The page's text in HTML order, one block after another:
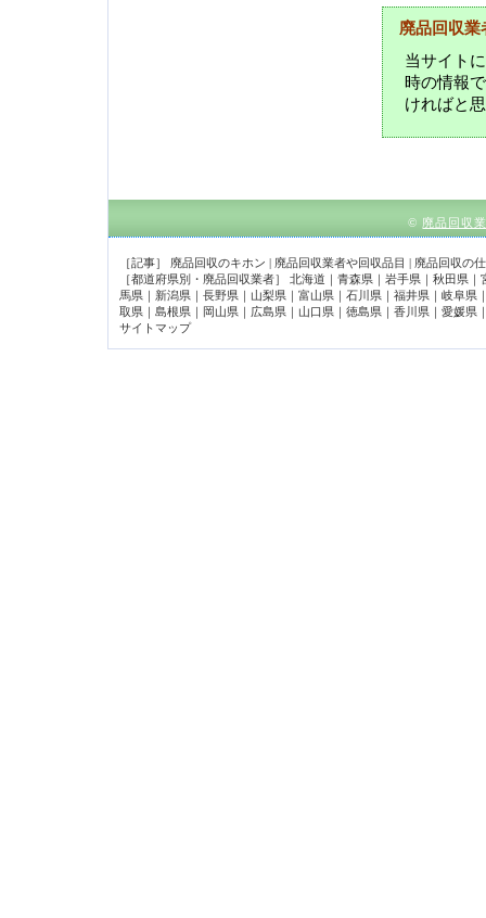
廃品回収業
当サイト
時の情報
ければと
© 廃品回収
［記事］ 廃品回収のキホン | 廃品回収業者や回収品目 | 廃品回収の
［都道府県別・廃品回収業者］ 北海道 ｜ 青森県 ｜ 岩手県 ｜ 秋田県 ｜
馬県 ｜ 新潟県 ｜ 長野県 ｜ 山梨県 ｜ 富山県 ｜ 石川県 ｜ 福井県 ｜ 岐阜県
取県 ｜ 島根県 ｜ 岡山県 ｜ 広島県 ｜ 山口県 ｜ 徳島県 ｜ 香川県 ｜ 愛媛県
サイトマップ